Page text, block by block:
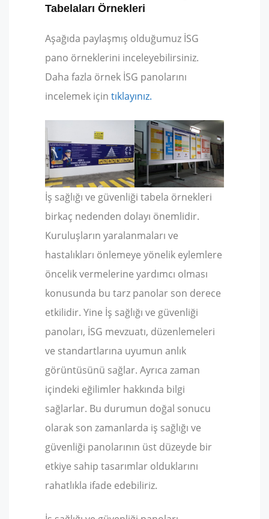
Tabelaları Örnekleri
Aşağıda paylaşmış olduğumuz İSG
pano örneklerini inceleyebilirsiniz.
Daha fazla örnek İSG panolarını
incelemek için tıklayınız.
İş sağlığı ve güvenliği tabela örnekleri
birkaç nedenden dolayı önemlidir.
Kuruluşların yaralanmaları ve
hastalıkları önlemeye yönelik eylemlere
öncelik vermelerine yardımcı olması
konusunda bu tarz panolar son derece
etkilidir. Yine İş sağlığı ve güvenliği
panoları, İSG mevzuatı, düzenlemeleri
ve standartlarına uyumun anlık
görüntüsünü sağlar. Ayrıca zaman
içindeki eğilimler hakkında bilgi
sağlarlar. Bu durumun doğal sonucu
olarak son zamanlarda iş sağlığı ve
güvenliği panolarının üst düzeyde bir
etkiye sahip tasarımlar olduklarını
rahatlıkla ifade edebiliriz.